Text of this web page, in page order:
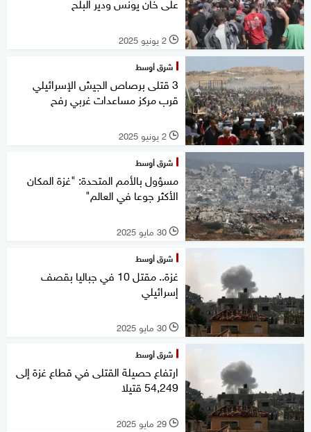
l 2 يونيو 2025
شرق أوسط
3 قتلى برصاص الجيش الإسرائيلي
قرب مركز مساعدات غربي رفح
l 2 يونيو 2025
شرق أوسط
مسؤول بالأمم المتحدة: "غزة المكان
الأكثر جوعا في العالم"
l 30 مايو 2025
شرق أوسط
غزة.. مقتل 10 في جباليا بقصف
إسرائيلي
l 30 مايو 2025
شرق أوسط
ارتفاع حصيلة القتلى في قطاع غزة إلى
54,249 قتيلا
l 29 مايو 2025